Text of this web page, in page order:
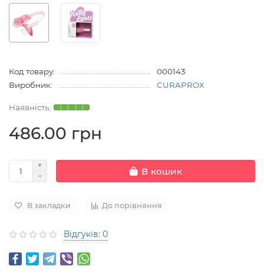
Код товару:
000143
Виробник:
CURAPROX
486.00 грн
В кошик
В закладки До порівняння
Відгуків: 0